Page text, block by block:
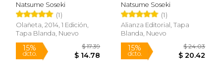
Natsume Soseki
(1)
Olañeta, 2014, 1 Edición,
Tapa Blanda, Nuevo
Natsume Soseki
(1)
Alianza Editorial, Tapa
Blanda, Nuevo